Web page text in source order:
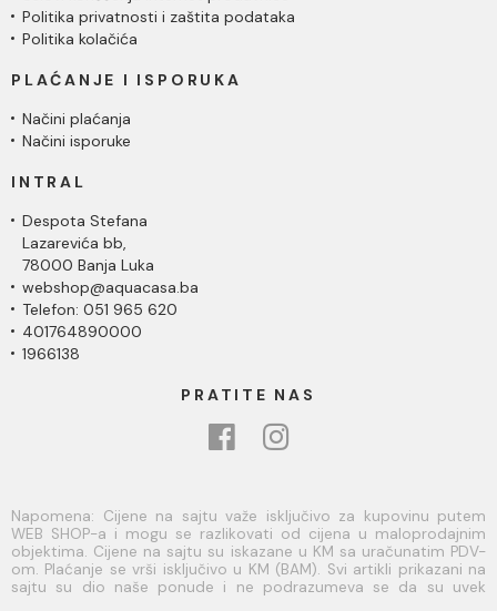
Politika privatnosti i zaštita podataka
Politika kolačića
PLAĆANJE I ISPORUKA
Načini plaćanja
Načini isporuke
INTRAL
Despota Stefana
Lazarevića bb,
78000 Banja Luka
webshop@aquacasa.ba
Telefon: 051 965 620
401764890000
1966138
PRATITE NAS
Napomena: Cijene na sajtu važe isključivo za kupovinu putem
WEB SHOP-a i mogu se razlikovati od cijena u maloprodajnim
objektima. Cijene na sajtu su iskazane u KM sa uračunatim PDV-
om. Plaćanje se vrši isključivo u KM (BAM). Svi artikli prikazani na
sajtu su dio naše ponude i ne podrazumeva se da su uvek